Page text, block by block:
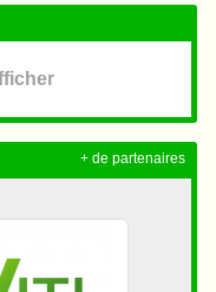
+ de partenaires